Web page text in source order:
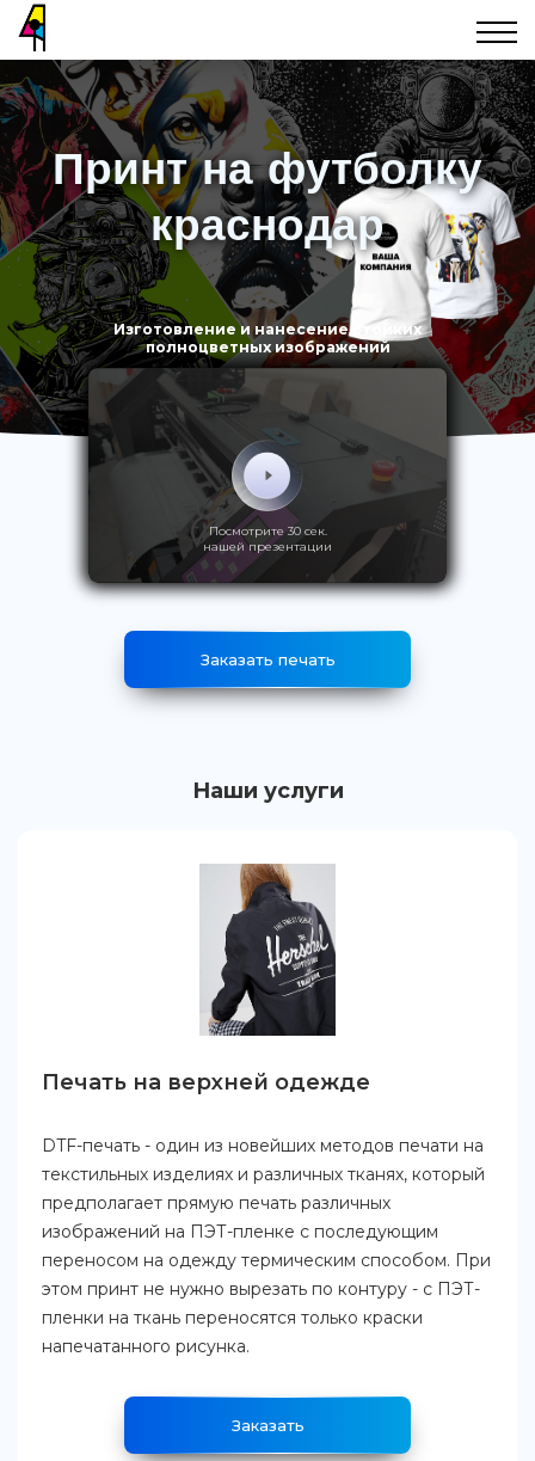
Принт на футболку
краснодар
Изготовление и нанесение стойких
полноцветных изображений
Посмотрите 30 сек.
нашей презентации
Заказать печать
Наши услуги
Печать на верхней одежде
DTF-печать - один из новейших методов печати на
текстильных изделиях и различных тканях, который
предполагает прямую печать различных
изображений на ПЭТ-пленке с последующим
переносом на одежду термическим способом. При
этом принт не нужно вырезать по контуру - с ПЭТ-
пленки на ткань переносятся только краски
напечатанного рисунка.
Заказать